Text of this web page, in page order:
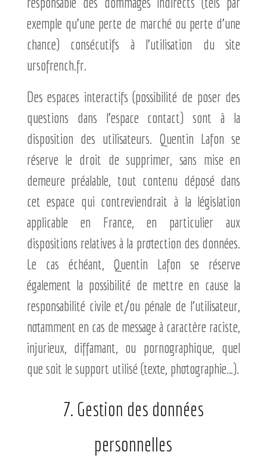
exemple qu’une perte de marché ou perte d’une
chance) consécutifs à l’utilisation du site
ursofrench.fr.
Des espaces interactifs (possibilité de poser des
questions dans l’espace contact) sont à la
disposition des utilisateurs. Quentin Lafon se
réserve le droit de supprimer, sans mise en
demeure préalable, tout contenu déposé dans
cet espace qui contreviendrait à la législation
applicable en France, en particulier aux
dispositions relatives à la protection des données.
Le cas échéant, Quentin Lafon se réserve
également la possibilité de mettre en cause la
responsabilité civile et/ou pénale de l’utilisateur,
notamment en cas de message à caractère raciste,
injurieux, diffamant, ou pornographique, quel
que soit le support utilisé (texte, photographie…).
7. Gestion des données
personnelles